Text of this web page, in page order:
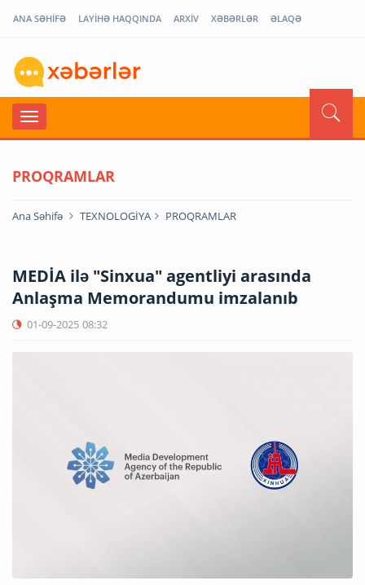
ANA SƏHİFƏ LAYİHƏ HAQQINDA ARXİV XƏBƏRLƏR ƏLAQƏ
PROQRAMLAR
Ana Səhifə TEXNOLOGİYA PROQRAMLAR
MEDİA ilə "Sinxua" agentliyi arasında
Anlaşma Memorandumu imzalanıb
01-09-2025 08:32